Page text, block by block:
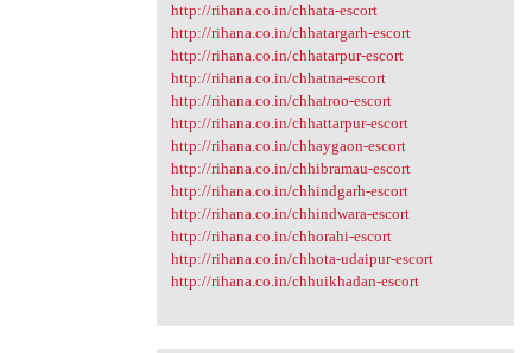
http://rihana.co.in/chhata-escort
http://rihana.co.in/chhatargarh-escort
http://rihana.co.in/chhatarpur-escort
http://rihana.co.in/chhatna-escort
http://rihana.co.in/chhatroo-escort
http://rihana.co.in/chhattarpur-escort
http://rihana.co.in/chhaygaon-escort
http://rihana.co.in/chhibramau-escort
http://rihana.co.in/chhindgarh-escort
http://rihana.co.in/chhindwara-escort
http://rihana.co.in/chhorahi-escort
http://rihana.co.in/chhota-udaipur-escort
http://rihana.co.in/chhuikhadan-escort